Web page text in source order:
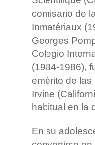
comisario de
Inmatériaux
Georges
Colegio
(1984-1986),
emérito de las
Irvine
habitual en la
En su